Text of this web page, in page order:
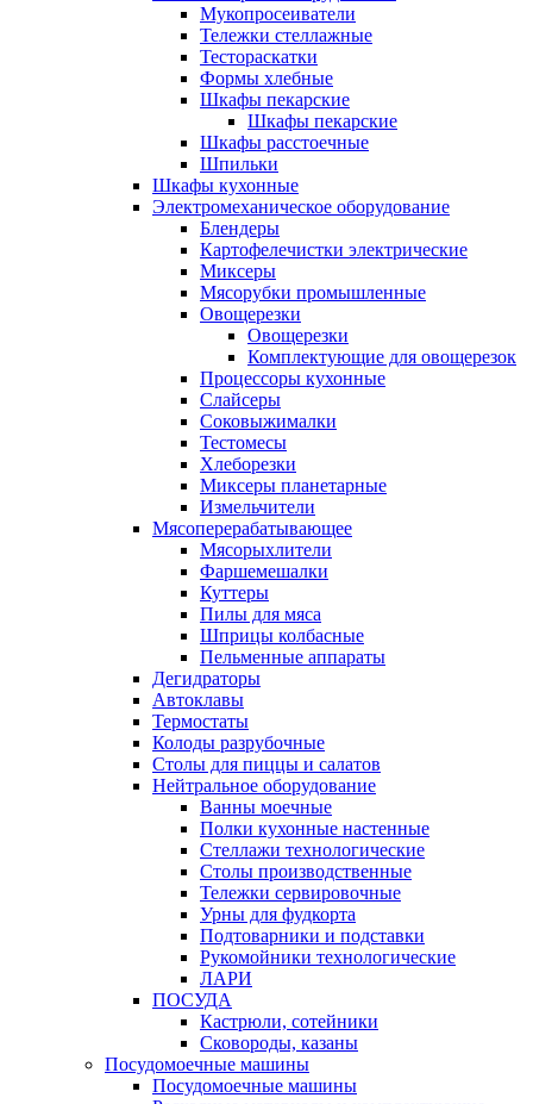
Мукопросеиватели
Тележки стеллажные
Тестораскатки
Формы хлебные
Шкафы пекарские
Шкафы пекарские
Шкафы расстоечные
Шпильки
Шкафы кухонные
Электромеханическое оборудование
Блендеры
Картофелечистки электрические
Миксеры
Мясорубки промышленные
Овощерезки
Овощерезки
Комплектующие для овощерезок
Процессоры кухонные
Слайсеры
Соковыжималки
Тестомесы
Хлеборезки
Миксеры планетарные
Измельчители
Мясоперерабатывающее
Мясорыхлители
Фаршемешалки
Куттеры
Пилы для мяса
Шприцы колбасные
Пельменные аппараты
Дегидраторы
Автоклавы
Термостаты
Колоды разрубочные
Столы для пиццы и салатов
Нейтральное оборудование
Ванны моечные
Полки кухонные настенные
Стеллажи технологические
Столы производственные
Тележки сервировочные
Урны для фудкорта
Подтоварники и подставки
Рукомойники технологические
ЛАРИ
ПОСУДА
Кастрюли, сотейники
Сковороды, казаны
Посудомоечные машины
Посудомоечные машины